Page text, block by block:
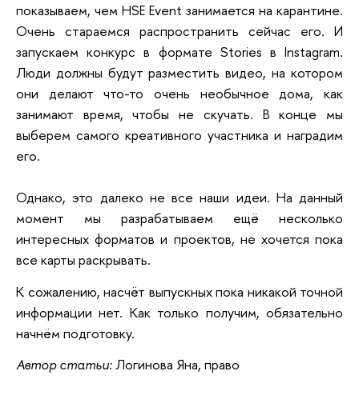
показываем, чем HSE Event занимается на карантине.
Очень стараемся распространить сейчас его. И
запускаем конкурс в формате Stories в Instagram.
Люди должны будут разместить видео, на котором
они делают что-то очень необычное дома, как
занимают время, чтобы не скучать. В конце мы
выберем самого креативного участника и наградим
его.
Однако, это далеко не все наши идеи. На данный
момент мы разрабатываем ещё несколько
интересных форматов и проектов, не хочется пока
все карты раскрывать.
К сожалению, насчёт выпускных пока никакой точной
информации нет. Как только получим, обязательно
начнём подготовку.
Автор статьи:Логинова Яна, право